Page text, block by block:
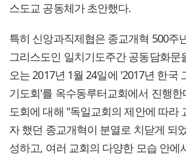
스도교 공동체가 초안했다.
특히 신앙과직제협은 종교개혁 500주
그리스도인 일치기도주간 공동담화문
오는 2017년 1월 24일에 '2017년 한국
기도회'를 옥수동루터교회에서 진행한
도회에 대해 "독일교회의 제안에 따라
자 했던 종교개혁이 분열로 치닫게 되
성하고, 여러 교회의 다양한 모습 안에